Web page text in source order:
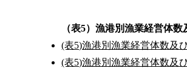
（表5）漁港別漁業経営体
(表5)漁港別漁業経営体数及
(表5)漁港別漁業経営体数及